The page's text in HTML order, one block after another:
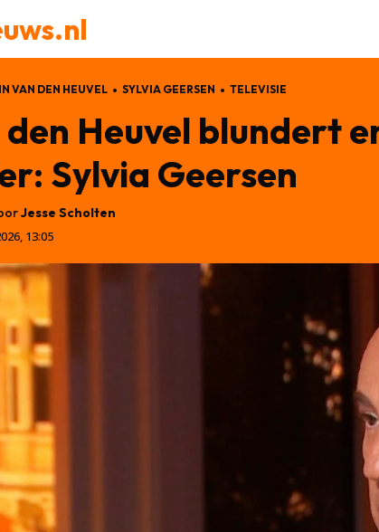
VAN DEN HEUVEL SYLVIA GEERSEN TELEVISIE
Heuvel blundert
Sylvia Geersen
Jesse Scholten
13:05